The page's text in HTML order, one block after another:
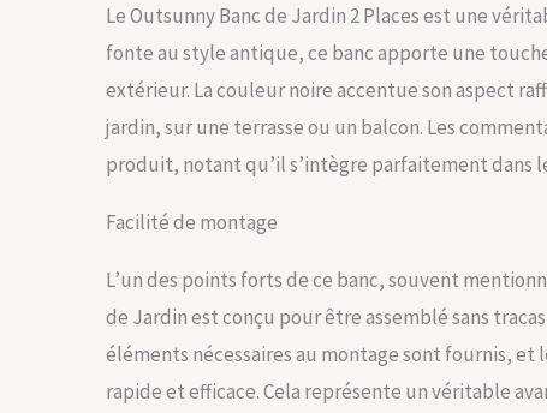
Le Outsunny Banc de Jardin 2 Places est une
fonte au style antique, ce banc apporte une
extérieur. La couleur noire accentue son aspect
jardin, sur une terrasse ou un balcon. Les
produit, notant qu’il s’intègre parfaitement dans
Facilité de montage
L’un des points forts de ce banc, souvent
de Jardin est conçu pour être assemblé sans
éléments nécessaires au montage sont fournis,
rapide et efficace. Cela représente un véritable